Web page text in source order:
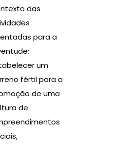
das
para a
um
fértil para a
de uma
de